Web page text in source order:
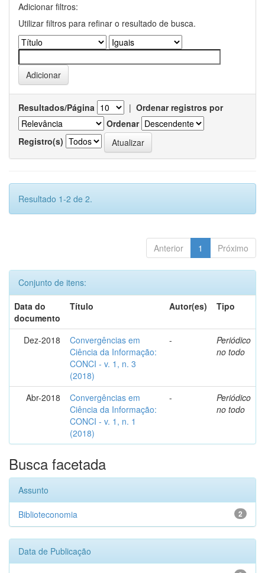
Adicionar filtros:
Utilizar filtros para refinar o resultado de busca.
Resultados/Página | Ordenar registros por
Ordenar
Registro(s)
Resultado 1-2 de 2.
Anterior 1 Próximo
Conjunto de itens:
Data do
documento
Título Autor(es) Tipo
Dez-2018
Convergências em
Ciência da Informação:
CONCI - v. 1, n. 3
(2018)
-
Periódico
no todo
Abr-2018
Convergências em
Ciência da Informação:
CONCI - v. 1, n. 1
(2018)
-
Periódico
no todo
Busca facetada
Assunto
2
Biblioteconomia
Data de Publicação